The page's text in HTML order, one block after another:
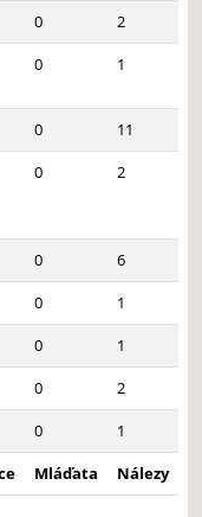
0
2
0 1
0
11
0 2
0
6
0
1
0
1
0
2
0
1
Mláďata Nálezy